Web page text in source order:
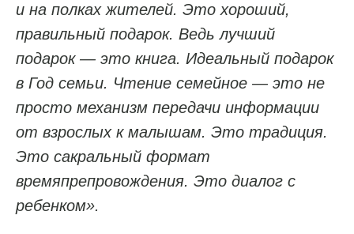
и на полках жителей. Это хороший,
правильный подарок. Ведь лучший
подарок — это книга. Идеальный подарок
в Год семьи. Чтение семейное — это не
просто механизм передачи информации
от взрослых к малышам. Это традиция.
Это сакральный формат
времяпрепровождения. Это диалог с
ребенком».